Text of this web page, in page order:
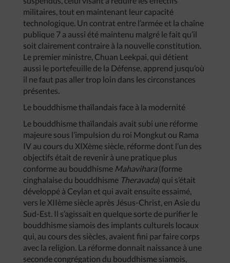
militaires, tout en maintenant leur capacité
technologique. Un contrat entre l’armée et la chaîne
publique 7 a aussi été maintenu malgré le fait qu’il
soit clairement contraire à la nouvelle constitution.
Le premier ministre, Chuan Leekpai, qui détient
aussi le portefeuille de la Défense, apprend jusqu’où
il ne faut pas aller trop loin dans les circonstances
présentes.
Le bouddhisme thaïlandais face à la modernité
Le bouddhisme thaïlandais avait subi une réforme
majeure sous l’impulsion du roi Mongkut ou Rama
IV au cours du XIXème siècle, réforme dont l’un des
objectifs était de revenir à une pratique plus
conforme au bouddhisme Mahavihara(forme
cinghalaise du bouddhisme Theravada) qui s’était
développé à Ceylan et qui avait ensuite essaimé,
vers le XIIème siècle après Jésus-Christ, en Asie du
Sud-Est. Il s’agissait en quelque sorte de purifier le
bouddhisme siamois des implants culturels locaux
qui, au cours des siècles, avaient fini par faire corps
avec la religion. La réforme donnait naissance à une
seconde congrégation du bouddhisme siamois,